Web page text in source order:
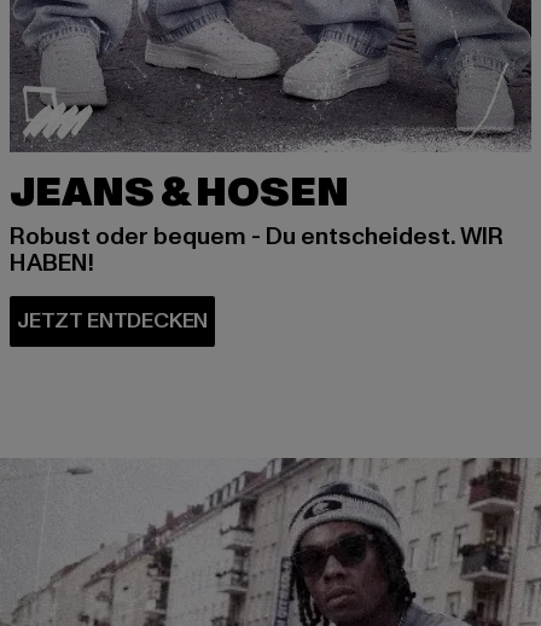
JEANS & HOSEN
Robust oder bequem - Du entscheidest. WIR
HABEN!